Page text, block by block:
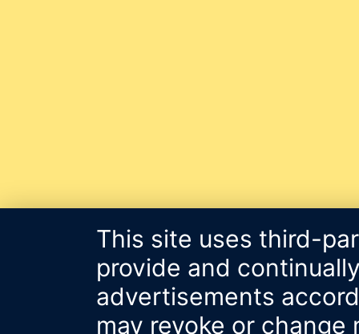
This site uses third-
provide and
advertisements
may revoke or